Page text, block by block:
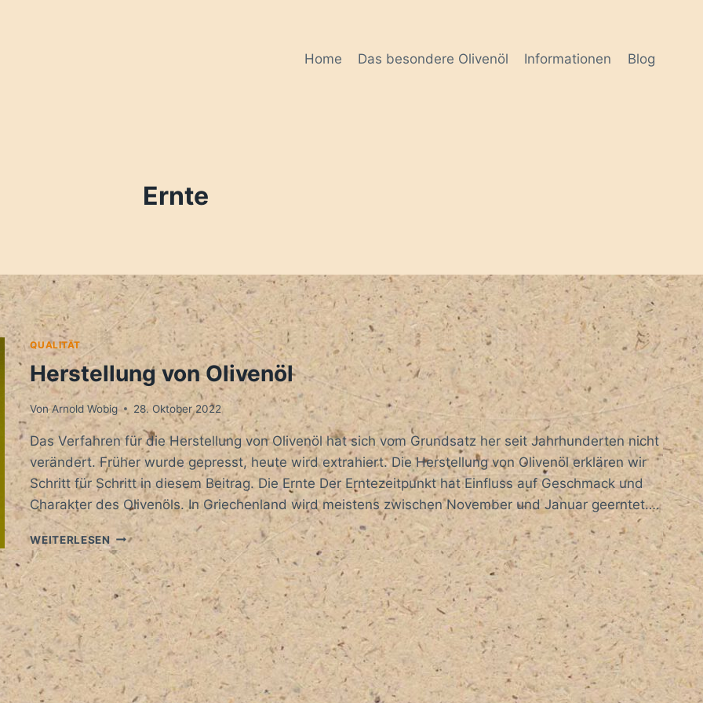
Home Das besondere Olivenöl Informationen Blog
Ernte
QUALITÄT
Herstellung von Olivenöl
Von Arnold Wobig 28. Oktober 2022
Das Verfahren für die Herstellung von Olivenöl hat sich vom Grundsatz her seit Jahrhunderten nicht
verändert. Früher wurde gepresst, heute wird extrahiert. Die Herstellung von Olivenöl erklären wir
Schritt für Schritt in diesem Beitrag. Die Ernte Der Erntezeitpunkt hat Einfluss auf Geschmack und
Charakter des Olivenöls. In Griechenland wird meistens zwischen November und Januar geerntet….
WEITERLESENHERSTELLUNG
VON
OLIVENÖL